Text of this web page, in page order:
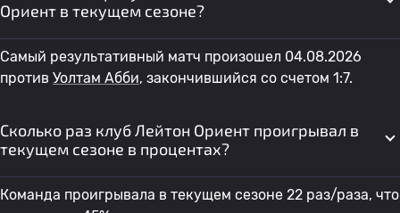
Ориент в текущем сезоне?
Самый результативный матч произошел 04.08.2026
против Уолтам Абби, закончившийся со счетом 1:7.
Сколько раз клуб Лейтон Ориент проигрывал в
текущем сезоне в процентах?
Команда проигрывала в текущем сезоне 22 раз/раза, что